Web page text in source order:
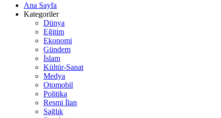
Ana Sayfa
Kategoriler
Dünya
Eğitim
Ekonomi
Gündem
İslam
Kültür-Sanat
Medya
Otomobil
Politika
Resmi İlan
Sağlık